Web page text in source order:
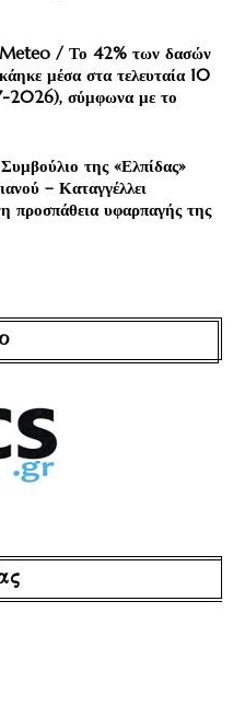
Meteo / Το 42% των δασών
μέσα στα τελευταία 10
2026), σύμφωνα με το
της «Ελπίδας»
– Καταγγέλλει
προσπάθεια υφαρπαγής της